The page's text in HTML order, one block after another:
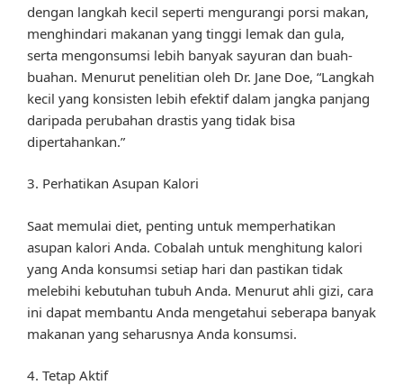
dengan langkah kecil seperti mengurangi porsi makan,
menghindari makanan yang tinggi lemak dan gula,
serta mengonsumsi lebih banyak sayuran dan buah-
buahan. Menurut penelitian oleh Dr. Jane Doe, “Langkah
kecil yang konsisten lebih efektif dalam jangka panjang
daripada perubahan drastis yang tidak bisa
dipertahankan.”
3. Perhatikan Asupan Kalori
Saat memulai diet, penting untuk memperhatikan
asupan kalori Anda. Cobalah untuk menghitung kalori
yang Anda konsumsi setiap hari dan pastikan tidak
melebihi kebutuhan tubuh Anda. Menurut ahli gizi, cara
ini dapat membantu Anda mengetahui seberapa banyak
makanan yang seharusnya Anda konsumsi.
4. Tetap Aktif